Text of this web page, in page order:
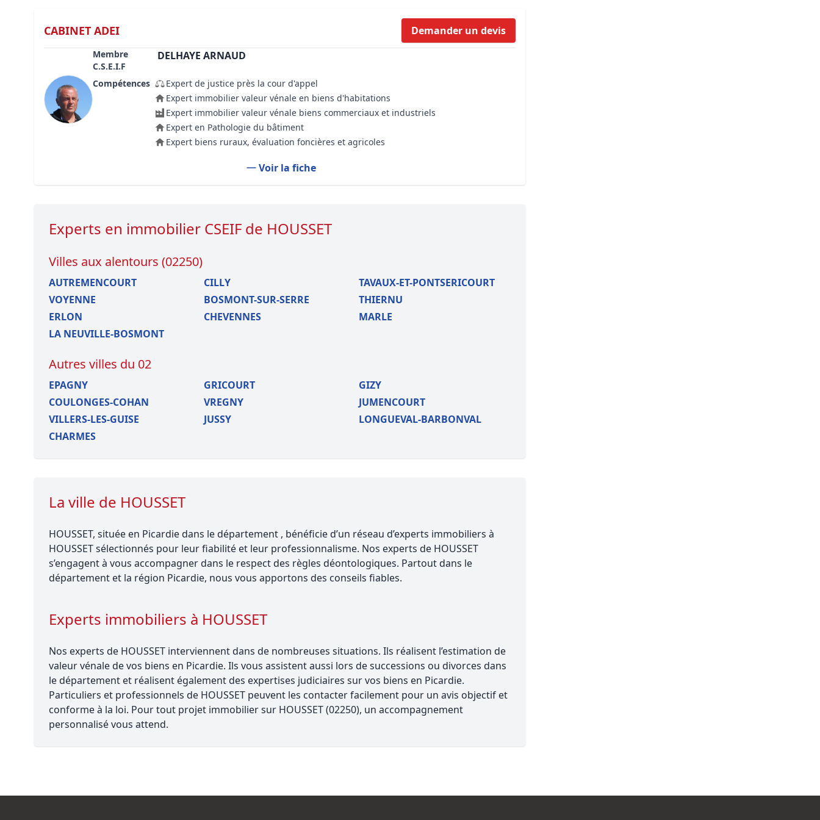
Formation règles d’urbanisme
CABINET ADEI Demander un devis
Membre
C.S.E.I.F
DELHAYE ARNAUD
Compétences
Expert de justice près la cour d'appel
Expert immobilier valeur vénale en biens d'habitations
Expert immobilier valeur vénale biens commerciaux et industriels
Expert en Pathologie du bâtiment
Expert biens ruraux, évaluation foncières et agricoles
Voir la fiche
Experts en immobilier CSEIF de HOUSSET
Villes aux alentours (02250)
AUTREMENCOURT CILLY
TAVAUX-ET-PONTSERICOURT
VOYENNE
BOSMONT-SUR-SERRE
THIERNU
ERLON
CHEVENNES
MARLE
LA NEUVILLE-BOSMONT
Autres villes du 02
EPAGNY GRICOURT
GIZY
COULONGES-COHAN
VREGNY
JUMENCOURT
VILLERS-LES-GUISE
JUSSY
LONGUEVAL-BARBONVAL
CHARMES
La ville de HOUSSET
HOUSSET, située en Picardie dans le département , bénéficie d’un réseau d’experts immobiliers à
HOUSSET sélectionnés pour leur fiabilité et leur professionnalisme. Nos experts de HOUSSET
s’engagent à vous accompagner dans le respect des règles déontologiques. Partout dans le
département et la région Picardie, nous vous apportons des conseils fiables.
Experts immobiliers à HOUSSET
Nos experts de HOUSSET interviennent dans de nombreuses situations. Ils réalisent l’estimation de
valeur vénale de vos biens en Picardie. Ils vous assistent aussi lors de successions ou divorces dans
le département et réalisent également des expertises judiciaires sur vos biens en Picardie.
Particuliers et professionnels de HOUSSET peuvent les contacter facilement pour un avis objectif et
conforme à la loi. Pour tout projet immobilier sur HOUSSET (02250), un accompagnement
personnalisé vous attend.